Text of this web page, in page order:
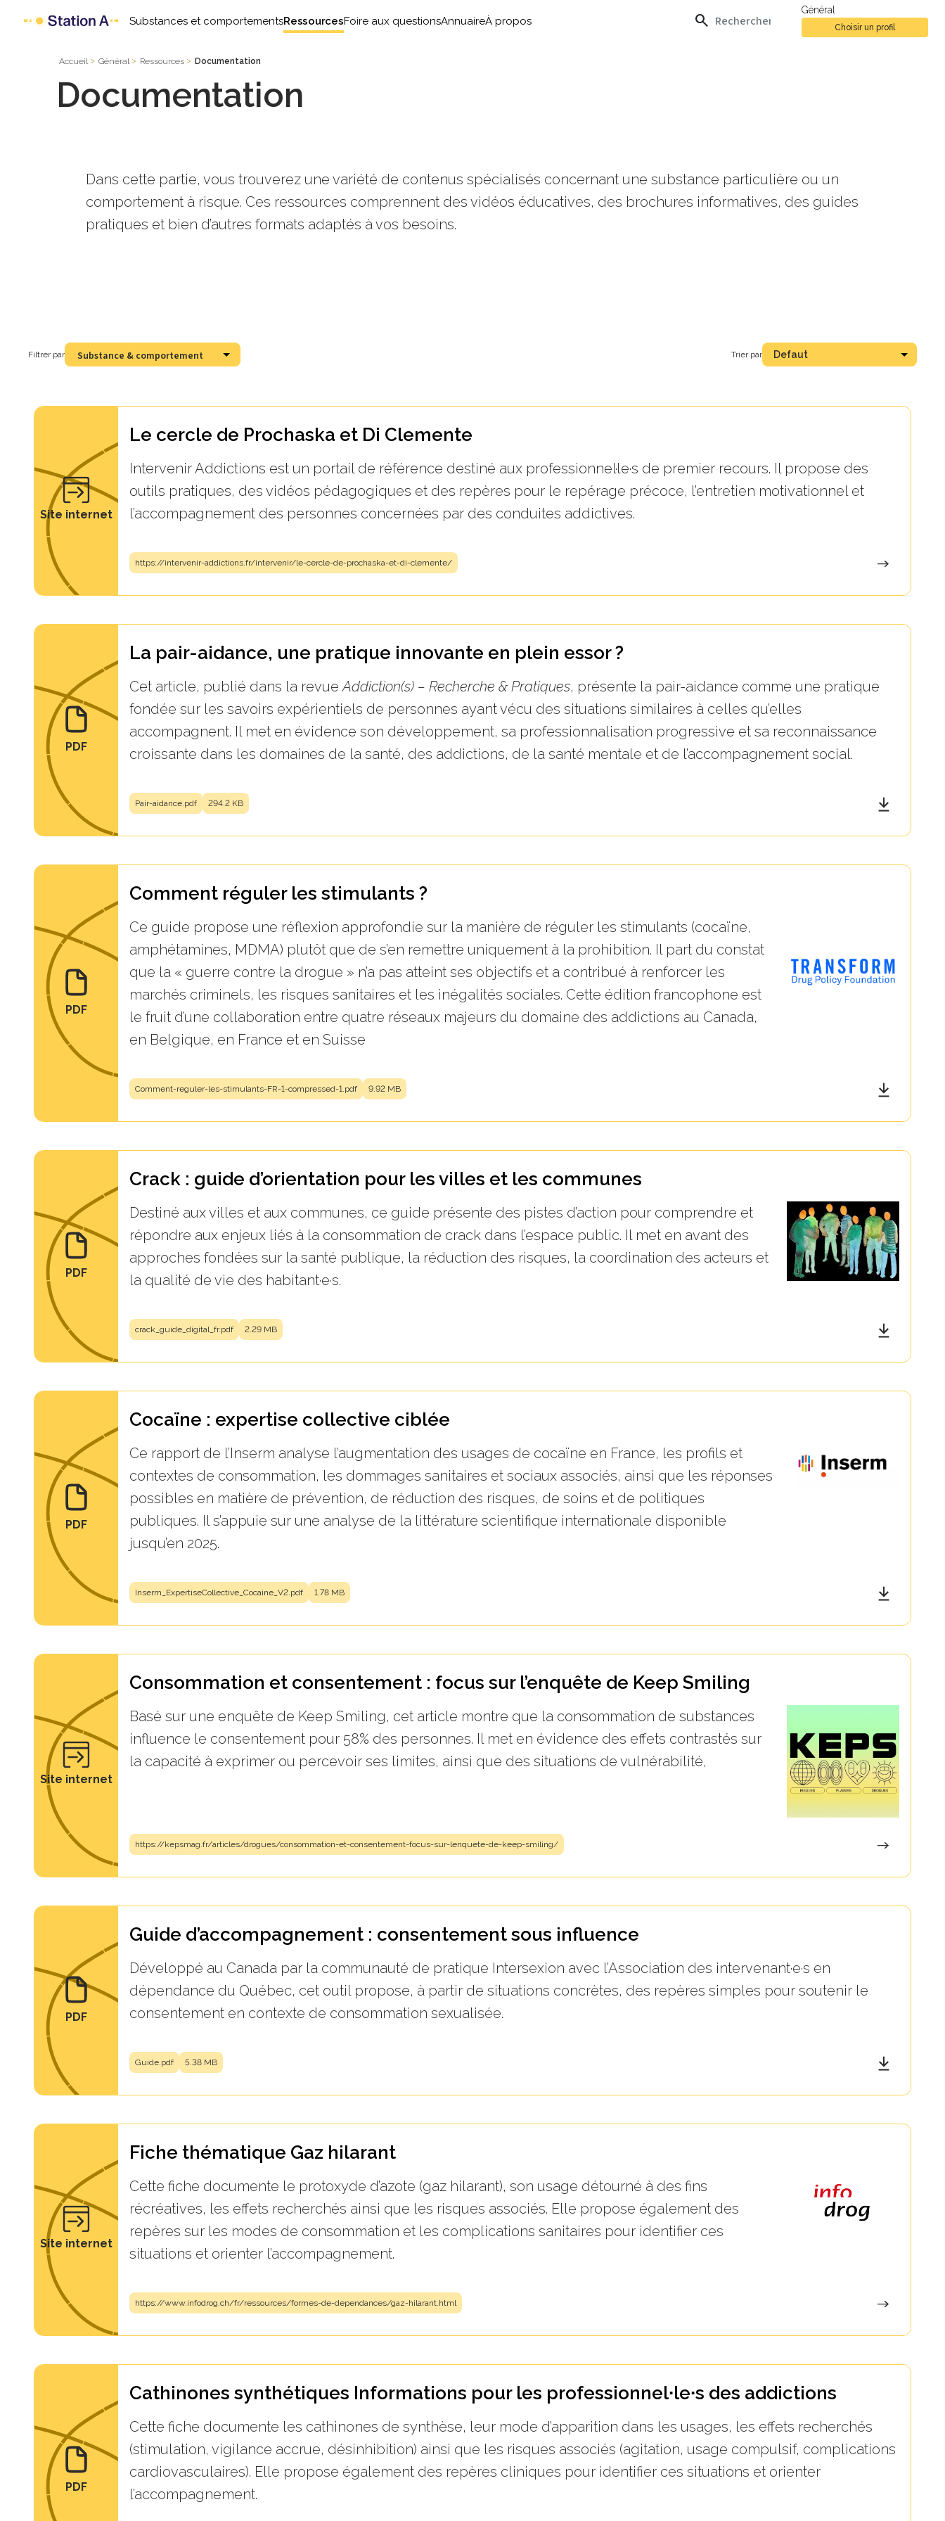
Substances et comportementsRessourcesFoire aux questionsAnnuaireÀ propos search
Général
Choisir un profil
Accueil Général Ressources Documentation
Documentation
Dans cette partie, vous trouverez une variété de contenus spécialisés concernant une substance particulière ou un
comportement à risque. Ces ressources comprennent des vidéos éducatives, des brochures informatives, des guides
pratiques et bien d’autres formats adaptés à vos besoins.
Filtrer par Trier par Defaut
Site internet
Le cercle de Prochaska et Di Clemente
Intervenir Addictions est un portail de référence destiné aux professionnel·le·s de premier recours. Il propose des
outils pratiques, des vidéos pédagogiques et des repères pour le repérage précoce, l’entretien motivationnel et
l’accompagnement des personnes concernées par des conduites addictives.
https://intervenir-addictions.fr/intervenir/le-cercle-de-prochaska-et-di-clemente/
PDF
La pair-aidance, une pratique innovante en plein essor ?
Cet article, publié dans la revueAddiction(s) – Recherche & Pratiques, présente la pair-aidance comme une pratique
fondée sur les savoirs expérientiels de personnes ayant vécu des situations similaires à celles qu’elles
accompagnent. Il met en évidence son développement, sa professionnalisation progressive et sa reconnaissance
croissante dans les domaines de la santé, des addictions, de la santé mentale et de l’accompagnement social.
Pair-aidance.pdf 294.2 KB
PDF
Comment réguler les stimulants ?
Ce guide propose une réflexion approfondie sur la manière de réguler les stimulants (cocaïne,
amphétamines, MDMA) plutôt que de s’en remettre uniquement à la prohibition. Il part du constat
que la « guerre contre la drogue » n’a pas atteint ses objectifs et a contribué à renforcer les
marchés criminels, les risques sanitaires et les inégalités sociales. Cette édition francophone est
le fruit d’une collaboration entre quatre réseaux majeurs du domaine des addictions au Canada,
en Belgique, en France et en Suisse
Comment-reguler-les-stimulants-FR-1-compressed-1.pdf 9.92 MB
PDF
Crack : guide d’orientation pour les villes et les communes
Destiné aux villes et aux communes, ce guide présente des pistes d’action pour comprendre et
répondre aux enjeux liés à la consommation de crack dans l’espace public. Il met en avant des
approches fondées sur la santé publique, la réduction des risques, la coordination des acteurs et
la qualité de vie des habitant·e·s.
crack_guide_digital_fr.pdf 2.29 MB
PDF
Cocaïne : expertise collective ciblée
Ce rapport de l’Inserm analyse l’augmentation des usages de cocaïne en France, les profils et
contextes de consommation, les dommages sanitaires et sociaux associés, ainsi que les réponses
possibles en matière de prévention, de réduction des risques, de soins et de politiques
publiques. Il s’appuie sur une analyse de la littérature scientifique internationale disponible
jusqu’en 2025.
Inserm_ExpertiseCollective_Cocaine_V2.pdf 1.78 MB
Site internet
Consommation et consentement : focus sur l’enquête de Keep Smiling
Basé sur une enquête de Keep Smiling, cet article montre que la consommation de substances
influence le consentement pour 58% des personnes. Il met en évidence des effets contrastés sur
la capacité à exprimer ou percevoir ses limites, ainsi que des situations de vulnérabilité,
https://kepsmag.fr/articles/drogues/consommation-et-consentement-focus-sur-lenquete-de-keep-smiling/
PDF
Guide d’accompagnement : consentement sous influence
Développé au Canada par la communauté de pratique Intersexion avec l’Association des intervenant·e·s en
dépendance du Québec, cet outil propose, à partir de situations concrètes, des repères simples pour soutenir le
consentement en contexte de consommation sexualisée.
Guide.pdf 5.38 MB
Site internet
Fiche thématique Gaz hilarant
Cette fiche documente le protoxyde d’azote (gaz hilarant), son usage détourné à des fins
récréatives, les effets recherchés ainsi que les risques associés. Elle propose également des
repères sur les modes de consommation et les complications sanitaires pour identifier ces
situations et orienter l’accompagnement.
https://www.infodrog.ch/fr/ressources/formes-de-dependances/gaz-hilarant.html
PDF
Cathinones synthétiques Informations pour les professionnel∙le∙s des addictions
Cette fiche documente les cathinones de synthèse, leur mode d’apparition dans les usages, les effets recherchés
(stimulation, vigilance accrue, désinhibition) ainsi que les risques associés (agitation, usage compulsif, complications
cardiovasculaires). Elle propose également des repères cliniques pour identifier ces situations et orienter
l’accompagnement.